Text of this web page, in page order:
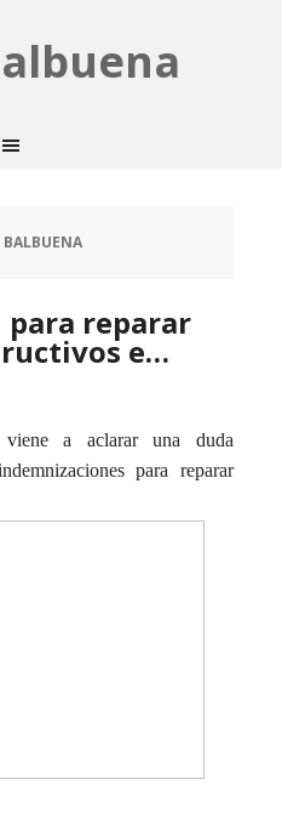
BALBUENA
reparar
e…
viene a aclarar una duda
para reparar